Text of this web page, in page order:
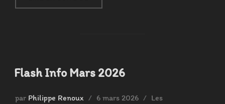
Flash Info Mars 2026
par Philippe Renoux
Publié
6 mars 2026
Les